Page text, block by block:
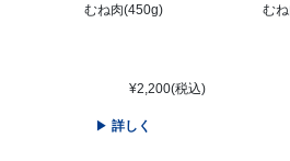
むね肉(450g)
¥2,200(税込)
詳しく
む